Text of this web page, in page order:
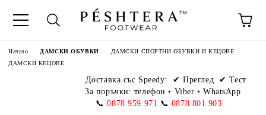
Начало ДАМСКИ ОБУВКИ
ДАМСКИ СПОРТНИ ОБУВКИ И КЕЦОВЕ
ДАМСКИ КЕЦОВЕ
Доставка със Speedy:
✔ Преглед ✔ Тест
За поръчки: телефон• Viber • WhatsApp
📞 0878 959 971 📞 0878 801 903